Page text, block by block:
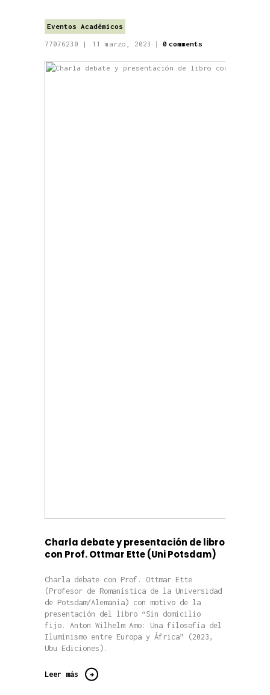
Eventos Académicos
77076230 11 marzo, 2023 0 comments
Charla debate y presentación de libro
con Prof. Ottmar Ette (Uni Potsdam)
Charla debate con Prof. Ottmar Ette
(Profesor de Romanística de la Universidad
de Potsdam/Alemania) con motivo de la
presentación del libro “Sin domicilio
fijo. Anton Wilhelm Amo: Una filosofía del
Iluminismo entre Europa y África” (2023,
Ubu Ediciones).
Leer más